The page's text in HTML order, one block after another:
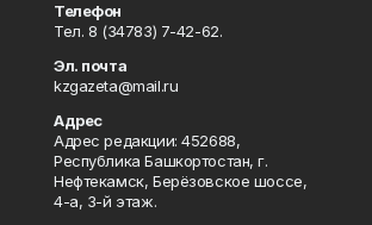
Телефон
Тел. 8 (34783) 7-42-62.
Эл. почта
kzgazeta@mail.ru
Адрес
Адрес редакции: 452688,
Республика Башкортостан, г.
Нефтекамск, Берёзовское шоссе,
4-а, 3-й этаж.